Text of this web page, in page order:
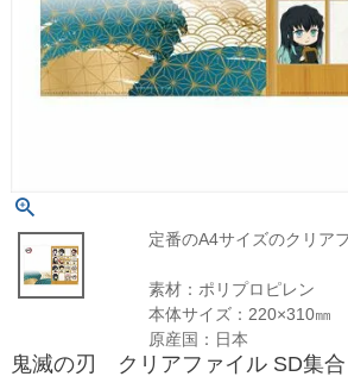
定番のA4サイズのクリア
素材：ポリプロピレン
本体サイズ：220×310㎜
原産国：日本
鬼滅の刃 クリアファイル SD集合